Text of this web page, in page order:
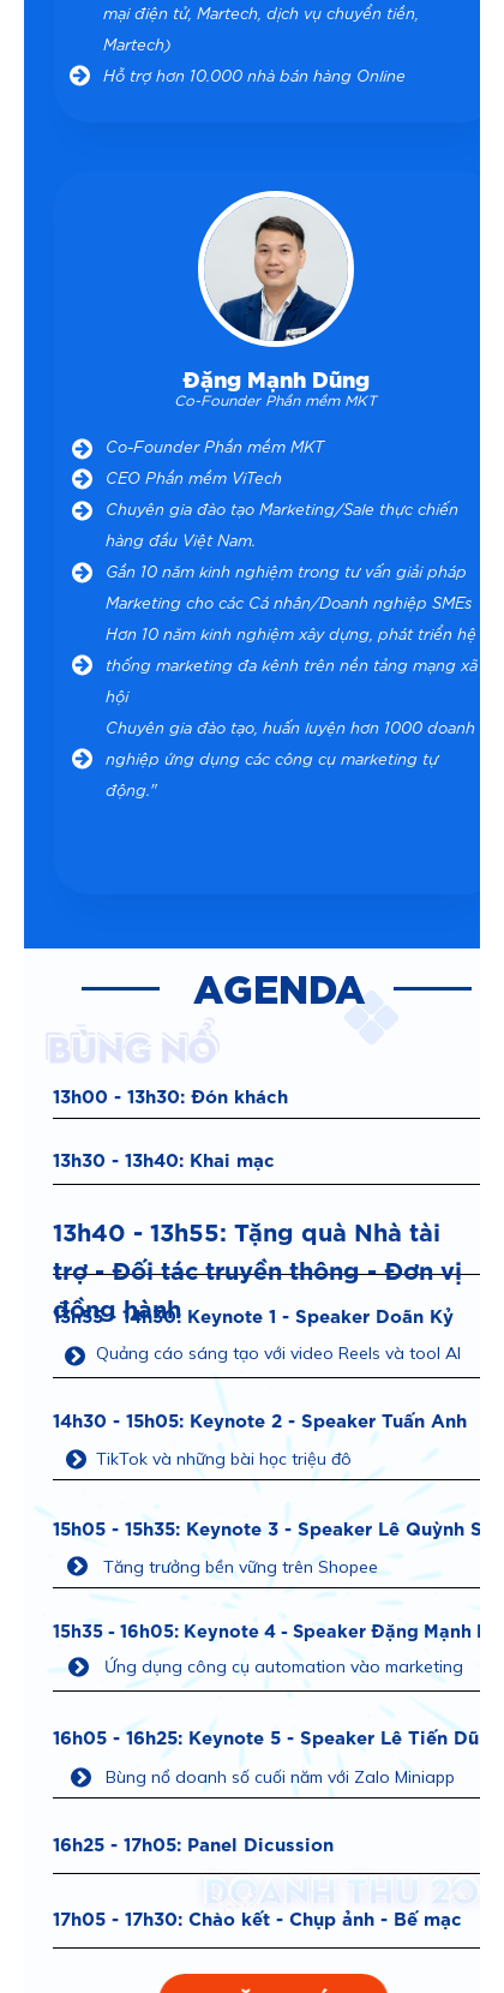
Co-Founder Phần mềm MKT
CEO Phần mềm ViTech
Chuyên gia đào tạo Marketing/Sale thực chiến
hàng đầu Việt Nam.
Gần 10 năm kinh nghiệm trong tư vấn giải pháp
Marketing cho các Cá nhân/Doanh nghiệp SMEs
Hơn 10 năm kinh nghiệm xây dựng, phát triển hệ
thống marketing đa kênh trên nền tảng mạng xã
hội
Chuyên gia đào tạo, huấn luyện hơn 1000 doanh
nghiệp ứng dụng các công cụ marketing tự
động."
mại điện tử, Martech, dịch vụ chuyển tiền,
Martech)
Hỗ trợ hơn 10.000 nhà bán hàng Online
Đặng Mạnh Dũng
Co-Founder Phần mềm MKT
AGENDA
13h00 - 13h30: Đón khách
13h30 - 13h40: Khai mạc
13h40 - 13h55: Tặng quà Nhà tài
trợ - Đối tác truyền thông - Đơn vị
đồng hành
13h55 - 14h30: Keynote 1 - Speaker Doãn Kỷ
Quảng cáo sáng tạo với video Reels và tool AI
14h30 - 15h05: Keynote 2 - Speaker Tuấn Anh
TikTok và những bài học triệu đô
15h05 - 15h35: Keynote 3 - Speaker Lê Quỳnh Sơn
Tăng trưởng bền vững trên Shopee
15h35 - 16h05: Keynote 4 - Speaker Đặng Mạnh
Ứng dụng công cụ automation vào marketing
16h05 - 16h25: Keynote 5 - Speaker Lê Tiến Dũng
Bùng nổ doanh số cuối năm với Zalo Miniapp
16h25 - 17h05: Panel Dicussion
17h05 - 17h30: Chào kết - Chụp ảnh - Bế mạc